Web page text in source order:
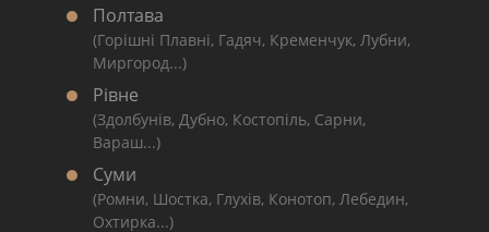
Полтава
(Горішні Плавні, Гадяч, Кременчук, Лубни,
Миргород...)
Рівне
(Здолбунів, Дубно, Костопіль, Сарни,
Вараш...)
Суми
(Ромни, Шостка, Глухів, Конотоп, Лебедин,
Охтирка...)